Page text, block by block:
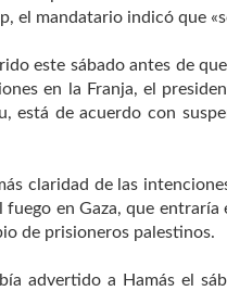
el mandatario indicó que
este sábado antes de
en la Franja, el
está de acuerdo con
claridad de las
en Gaza, que
de prisioneros palestinos.
advertido a Hamás el